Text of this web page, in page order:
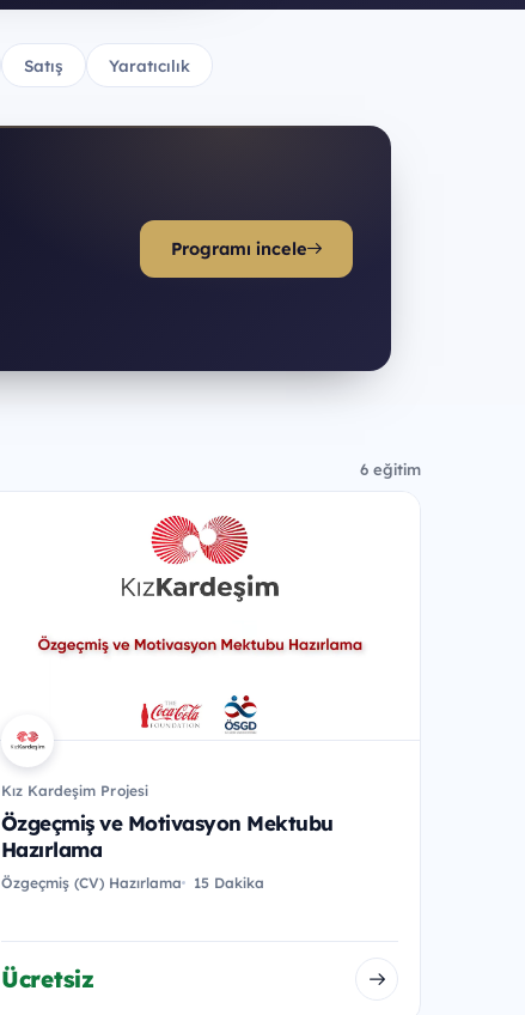
Satış Yaratıcılık
Programı incele
6 eğitim
Kız Kardeşim Projesi
Özgeçmiş ve Motivasyon Mektubu
Hazırlama
Özgeçmiş (CV) Hazırlama 15 Dakika
Ücretsiz